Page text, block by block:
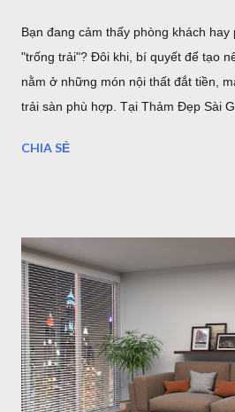
Bạn đang cảm thấy phòng khách
"trống trải"? Đôi khi, bí quyết để tạo
nằm ở những món nội thất đắt tiền,
trải sàn phù hợp. Tại Thảm Đẹp Sài
7 phong cách phối thảm trang trí cực
góc cạnh của nội thất. Khi kết hợp với
màu xanh mint, tấm thảm tròn phòng
tính giúp định hình không gian, tạo
quần cho bữa cơm gia đình. Thảm
chuột sang trọng Thảm Đẹp Sài Gòn
kính 3m cỡ lớn đủ để bạn đặt bộ bàn
thoải mái. Cực kỳ sang trọng và hiện
CHIA SẺ